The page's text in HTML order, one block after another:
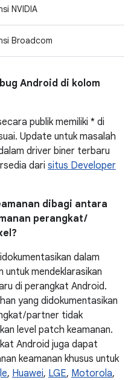
NVIDIA
Broadcom
Android di kolom
publik memiliki * di
Update untuk masalah
driver biner terbaru
dari situs Developer
dibagi antara
perangkat /
dalam
untuk mendeklarasikan
di perangkat Android.
yang didokumentasikan
/ partner tidak
level patch keamanan.
Android juga dapat
keamanan khusus untuk
, Huawei, LGE, Motorola,